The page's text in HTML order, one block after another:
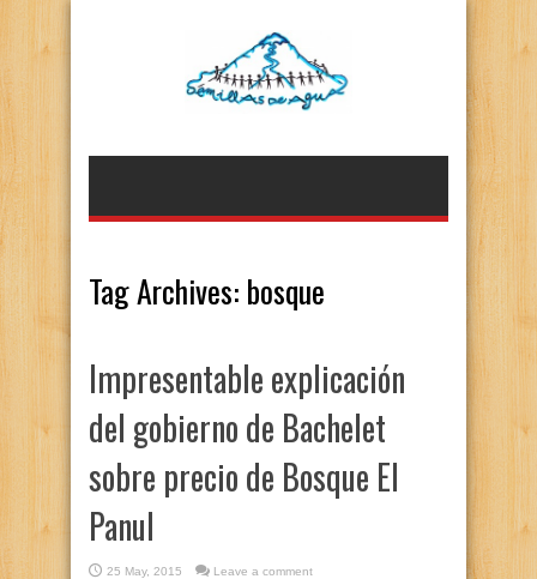
Tag Archives: bosque
Impresentable explicación
del gobierno de Bachelet
sobre precio de Bosque El
Panul
25 May, 2015 Leave a comment